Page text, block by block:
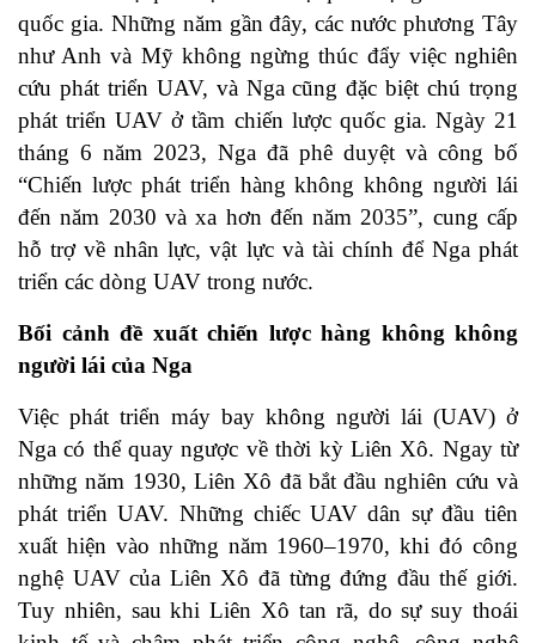
quốc gia. Những năm gần đây, các nước phương Tây
như Anh và Mỹ không ngừng thúc đẩy việc nghiên
cứu phát triển UAV, và Nga cũng đặc biệt chú trọng
phát triển UAV ở tầm chiến lược quốc gia. Ngày 21
tháng 6 năm 2023, Nga đã phê duyệt và công bố
“Chiến lược phát triển hàng không không người lái
đến năm 2030 và xa hơn đến năm 2035”, cung cấp
hỗ trợ về nhân lực, vật lực và tài chính để Nga phát
triển các dòng UAV trong nước.
Bối cảnh đề xuất chiến lược hàng không không
người lái của Nga
Việc phát triển máy bay không người lái (UAV) ở
Nga có thể quay ngược về thời kỳ Liên Xô. Ngay từ
những năm 1930, Liên Xô đã bắt đầu nghiên cứu và
phát triển UAV. Những chiếc UAV dân sự đầu tiên
xuất hiện vào những năm 1960–1970, khi đó công
nghệ UAV của Liên Xô đã từng đứng đầu thế giới.
Tuy nhiên, sau khi Liên Xô tan rã, do sự suy thoái